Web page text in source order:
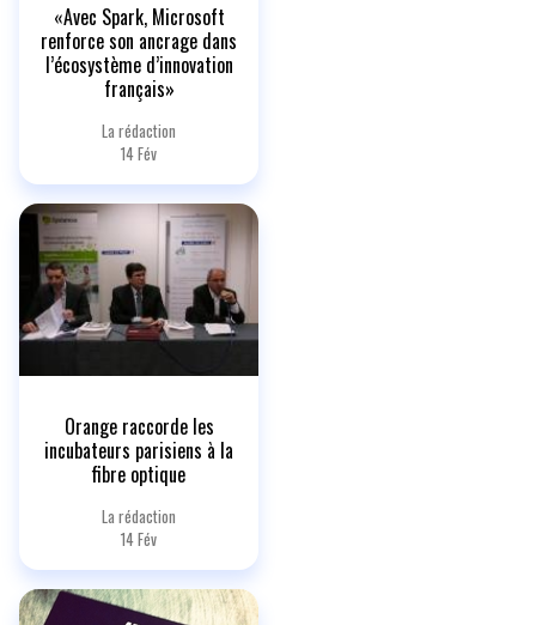
«Avec Spark, Microsoft
renforce son ancrage dans
l’écosystème d’innovation
français»
La rédaction
14 Fév
Orange raccorde les
incubateurs parisiens à la
fibre optique
La rédaction
14 Fév